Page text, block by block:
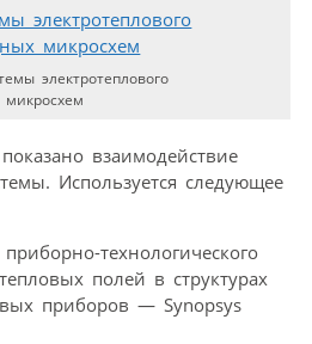
электротеплового
взаимо­действие
Используется следующее
технологи­ческого
полей в структурах
приборов — Synopsys